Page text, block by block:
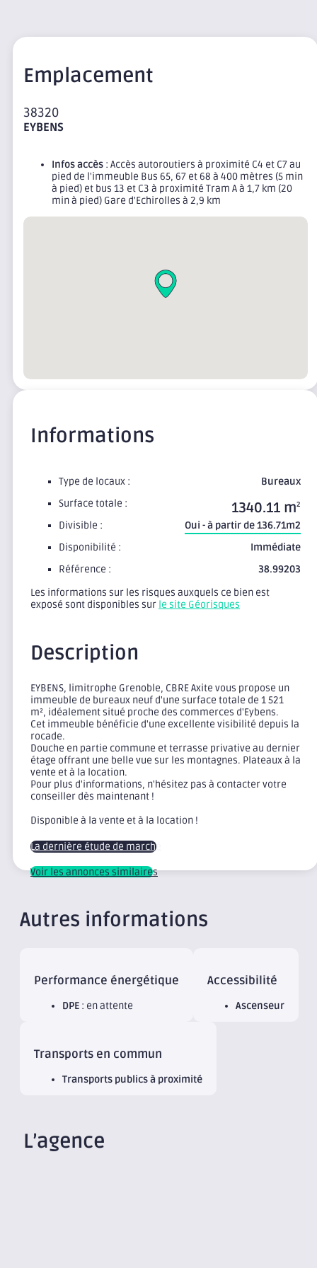
Emplacement
38320
EYBENS
Infos accès : Accès autoroutiers à proximité C4 et C7 au
pied de l'immeuble Bus 65, 67 et 68 à 400 mètres (5 min
à pied) et bus 13 et C3 à proximité Tram A à 1,7 km (20
min à pied) Gare d'Echirolles à 2,9 km
Informations
Type de locaux :
Bureaux
Surface totale :
1340.11 m2
Divisible :
Oui - à partir de 136.71m2
Disponibilité :
Immédiate
Référence :
38.99203
Les informations sur les risques auxquels ce bien est
exposé sont disponibles sur le site Géorisques
Description
EYBENS, limitrophe Grenoble, CBRE Axite vous propose un
immeuble de bureaux neuf d'une surface totale de 1 521
m², idéalement situé proche des commerces d'Eybens.
Cet immeuble bénéficie d'une excellente visibilité depuis la
rocade.
Douche en partie commune et terrasse privative au dernier
étage offrant une belle vue sur les montagnes. Plateaux à la
vente et à la location.
Pour plus d'informations, n'hésitez pas à contacter votre
conseiller dès maintenant !
Disponible à la vente et à la location !
La dernière étude de marché
Voir les annonces similaires
Autres informations
Performance énergétique
DPE : en attente
Accessibilité
Ascenseur
Transports en commun
Transports publics à proximité
L’agence